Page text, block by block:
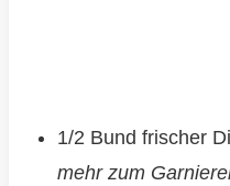
1/2 Bund frischer
mehr zum